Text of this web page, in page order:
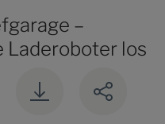
–
Laderoboter los